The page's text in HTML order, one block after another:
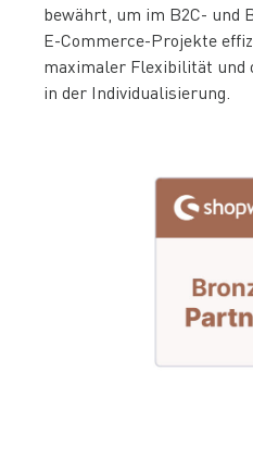
bewährt, um im B2C- und
E-Commerce-Projekte
maximaler Flexibilität und
in der Individualisierung.